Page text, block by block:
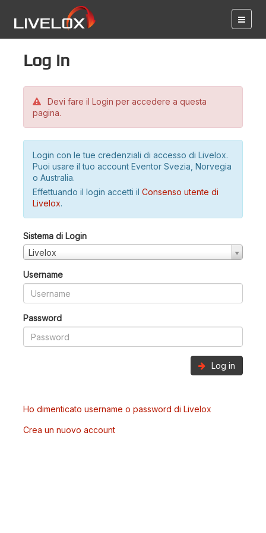
Log in
Devi fare il Login per accedere a questa
pagina.
Login con le tue credenziali di accesso di Livelox.
Puoi usare il tuo account Eventor Svezia, Norvegia
o Australia.
Effettuando il login accetti il Consenso utente di
Livelox.
Sistema di Login
Livelox
Username
Password
Log in
Ho dimenticato username o password di Livelox
Crea un nuovo account